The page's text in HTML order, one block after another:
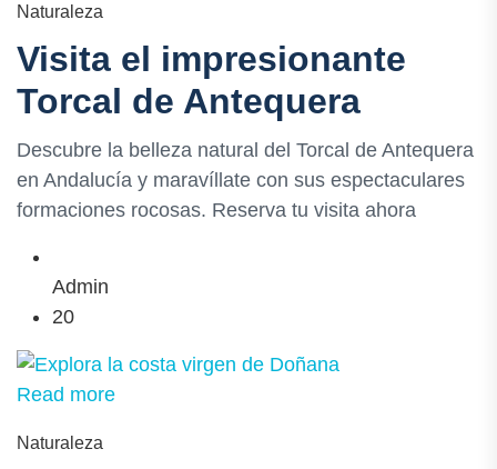
Naturaleza
Visita el impresionante
Torcal de Antequera
Descubre la belleza natural del Torcal de Antequera
en Andalucía y maravíllate con sus espectaculares
formaciones rocosas. Reserva tu visita ahora
Admin
20
Read more
Naturaleza